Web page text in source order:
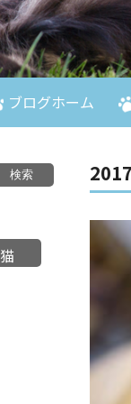
ブログホーム
猫